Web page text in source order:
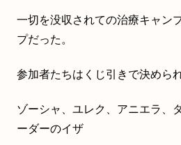
一切を没収されての治療キャン
プだった。
参加者たちはくじ引きで決めら
ゾーシャ、ユレク、アニエラ、
ーダーのイザ